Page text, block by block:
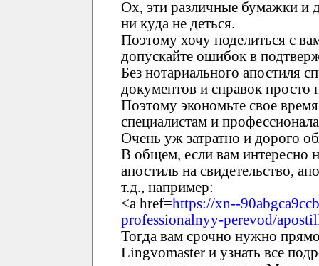
Ох, эти различные бумажки и
ни куда не деться.
Поэтому хочу поделиться с
допускайте ошибок в
Без нотариального апостиля
документов и справок просто
Поэтому экономьте свое
специалистам и
Очень уж затратно и дорого
В общем, если вам интересно
апостиль на свидетельство,
т.д., например:
<a href=https://xn--
professionalnyy-perevod/
Тогда вам срочно нужно
Lingvomaster и узнать все